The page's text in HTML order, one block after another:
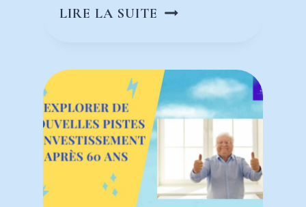
LIRE LA SUITE COMMENT
PROJET
À
COUT,
MOYEN
LONG